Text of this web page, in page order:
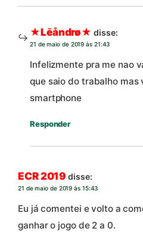
★Lēåndrø★ disse:
21 de maio de 2019 às 21:43
Infelizmente pra me nao
que saio do trabalho mas
smartphone
Responder
ECR 2019 disse:
21 de maio de 2019 às 15:43
Eu já comentei e volto a
ganhar o jogo de 2 a 0.